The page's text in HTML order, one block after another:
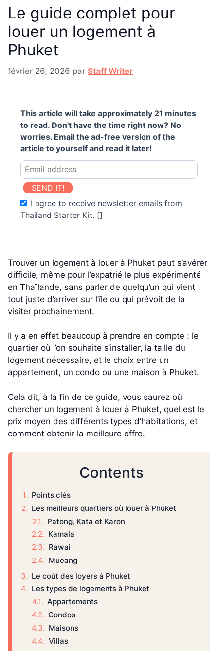
Le guide complet pour
louer un logement à
Phuket
février 26, 2026 par Staff Writer
This article will take approximately 21 minutes
to read. Don't have the time right now? No
worries. Email the ad-free version of the
article to yourself and read it later!
SEND IT!
I agree to receive newsletter emails from
Thailand Starter Kit. []
Trouver un logement à louer à Phuket peut s’avérer
difficile, même pour l’expatrié le plus expérimenté
en Thaïlande, sans parler de quelqu’un qui vient
tout juste d’arriver sur l’île ou qui prévoit de la
visiter prochainement.
Il y a en effet beaucoup à prendre en compte : le
quartier où l’on souhaite s’installer, la taille du
logement nécessaire, et le choix entre un
appartement, un condo ou une maison à Phuket.
Cela dit, à la fin de ce guide, vous saurez où
chercher un logement à louer à Phuket, quel est le
prix moyen des différents types d’habitations, et
comment obtenir la meilleure offre.
Contents
Points clés
Les meilleurs quartiers où louer à Phuket
Patong, Kata et Karon
Kamala
Rawai
Mueang
Le coût des loyers à Phuket
Les types de logements à Phuket
Appartements
Condos
Maisons
Villas